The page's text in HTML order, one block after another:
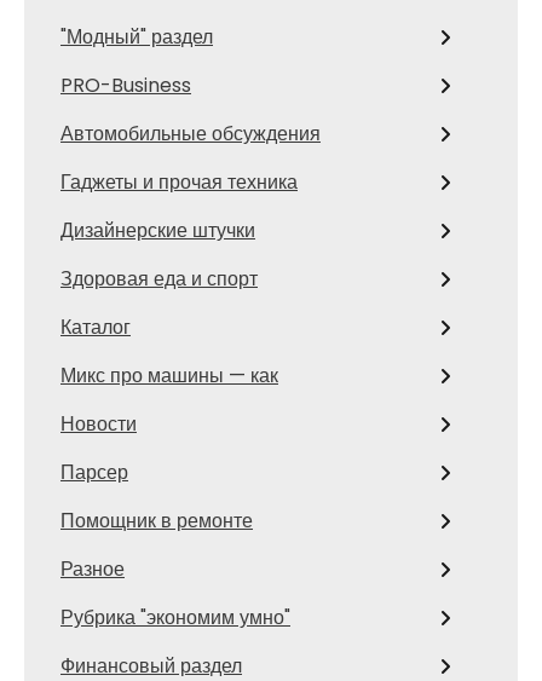
"Модный" раздел
PRO-Business
Автомобильные обсуждения
Гаджеты и прочая техника
Дизайнерские штучки
Здоровая еда и спорт
Каталог
Микс про машины — как
Новости
Парсер
Помощник в ремонте
Разное
Рубрика "экономим умно"
Финансовый раздел